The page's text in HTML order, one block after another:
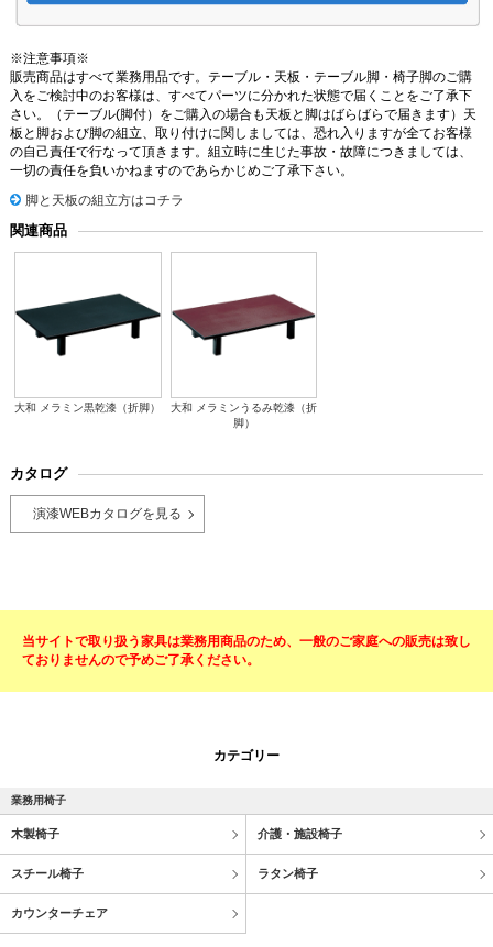
※注意事項※
販売商品はすべて業務用品です。テーブル・天板・テーブル脚・椅子脚のご購
入をご検討中のお客様は、すべてパーツに分かれた状態で届くことをご了承下
さい。（テーブル(脚付）をご購入の場合も天板と脚はばらばらで届きます）天
板と脚および脚の組立、取り付けに関しましては、恐れ入りますが全てお客様
の自己責任で行なって頂きます。組立時に生じた事故・故障につきましては、
一切の責任を負いかねますのであらかじめご了承下さい。
脚と天板の組立方はコチラ
関連商品
大和 メラミン黒乾漆（折脚）
大和 メラミンうるみ乾漆（折
脚）
カタログ
演漆WEBカタログを見る
当サイトで取り扱う家具は業務用商品のため、一般のご家庭への販売は致し
ておりませんので予めご了承ください。
カテゴリー
業務用椅子
木製椅子 介護・施設椅子
スチール椅子 ラタン椅子
カウンターチェア